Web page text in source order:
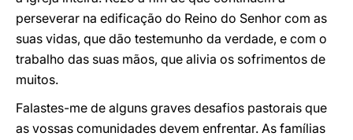
perseverar na edificação do Reino do Senhor com as
suas vidas, que dão testemunho da verdade, e com o
trabalho das suas mãos, que alivia os sofrimentos de
muitos.
Falastes-me de alguns graves desafios pastorais que
as vossas comunidades devem enfrentar. As famílias